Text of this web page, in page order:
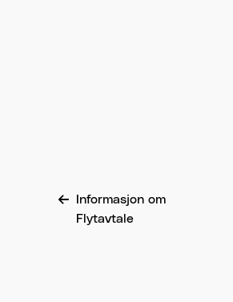
Informasjon om
Flytavtale